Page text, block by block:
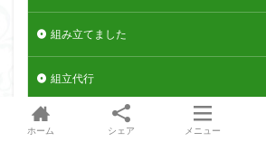
組み立てました
組立代行
ホーム シェア メニュー